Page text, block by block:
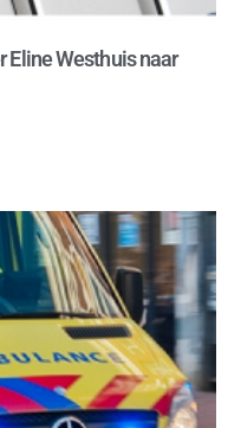
Westhuis naar